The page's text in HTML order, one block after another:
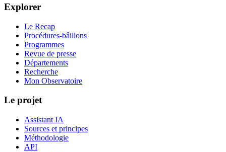
Explorer
Le Recap
Procédures-bâillons
Programmes
Revue de presse
Départements
Recherche
Mon Observatoire
Le projet
Assistant IA
Sources et principes
Méthodologie
API